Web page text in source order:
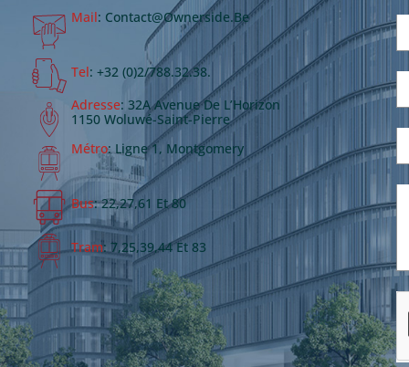
Mail: Contact@ownerside.be
Tel: +32 (0)2/788.32.38.
Adresse: 32A Avenue De L’Horizon
1150 Woluwé-Saint-Pierre
Métro: Ligne 1, Montgomery
Bus: 22,27,61 Et 80
Tram: 7,25,39,44 Et 83